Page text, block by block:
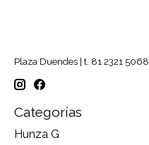
Plaza Duendes | t. 81 2321 5068
Categorías
Hunza G